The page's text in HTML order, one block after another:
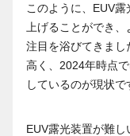
このように、EUV
上げることができ
注目を浴びてきま
高く、2024年時点
しているのが現状で
EUV露光装置が難